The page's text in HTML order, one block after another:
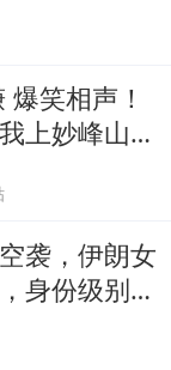
笑相声！
上妙峰山干
袭，伊朗女
身份级别很